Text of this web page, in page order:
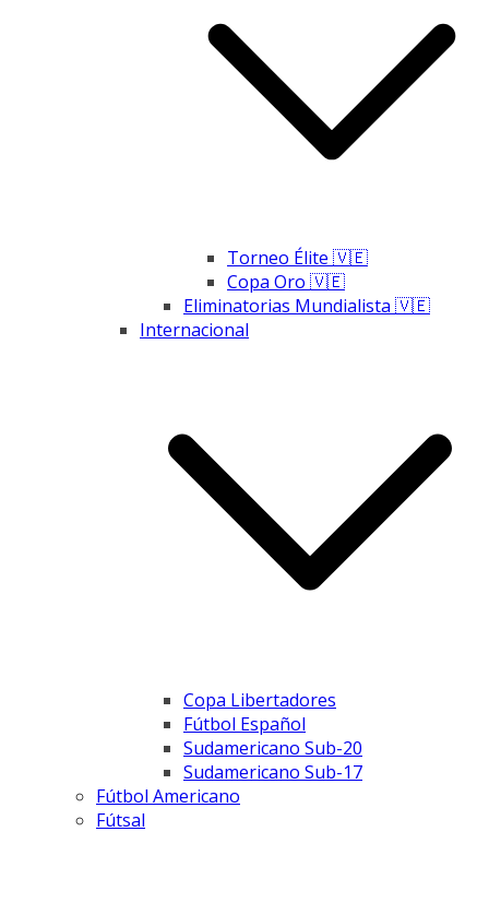
Torneo Élite 🇻🇪
Copa Oro 🇻🇪
Eliminatorias Mundialista 🇻🇪
Internacional
Copa Libertadores
Fútbol Español
Sudamericano Sub-20
Sudamericano Sub-17
Fútbol Americano
Fútsal